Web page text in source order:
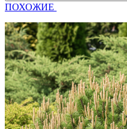
ПОХОЖИЕ